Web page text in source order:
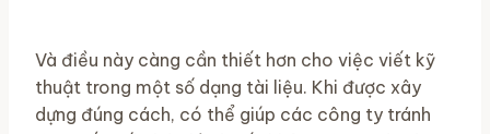
Và điều này càng cần thiết hơn cho việc viết kỹ
thuật trong một số dạng tài liệu. Khi được xây
dựng đúng cách, có thể giúp các công ty tránh